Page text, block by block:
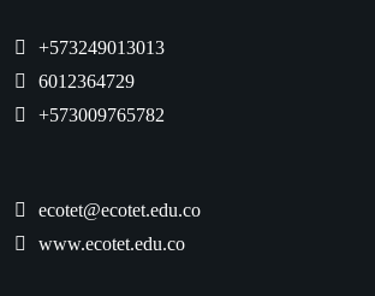
+573249013013
6012364729
+573009765782
ecotet@ecotet.edu.co
www.ecotet.edu.co